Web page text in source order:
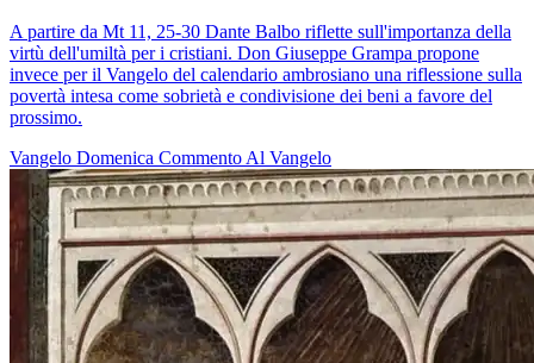
A partire da Mt 11, 25-30 Dante Balbo riflette sull'importanza della
virtù dell'umiltà per i cristiani. Don Giuseppe Grampa propone
invece per il Vangelo del calendario ambrosiano una riflessione sulla
povertà intesa come sobrietà e condivisione dei beni a favore del
prossimo.
Vangelo Domenica Commento Al Vangelo